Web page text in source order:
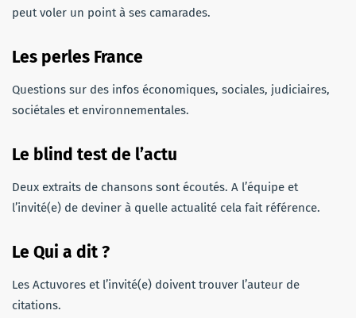
peut voler un point à ses camarades.
Les perles France
Questions sur des infos économiques, sociales, judiciaires,
sociétales et environnementales.
Le blind test de l’actu
Deux extraits de chansons sont écoutés. A l’équipe et
l’invité(e) de deviner à quelle actualité cela fait référence.
Le Qui a dit ?
Les Actuvores et l’invité(e) doivent trouver l’auteur de
citations.